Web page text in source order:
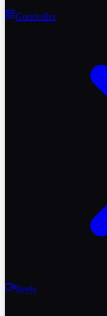
Gönderiler
Reels